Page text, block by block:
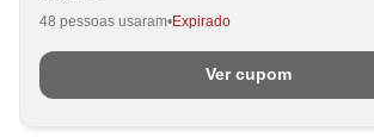
48 pessoas usaram Expirado
Ver cupom